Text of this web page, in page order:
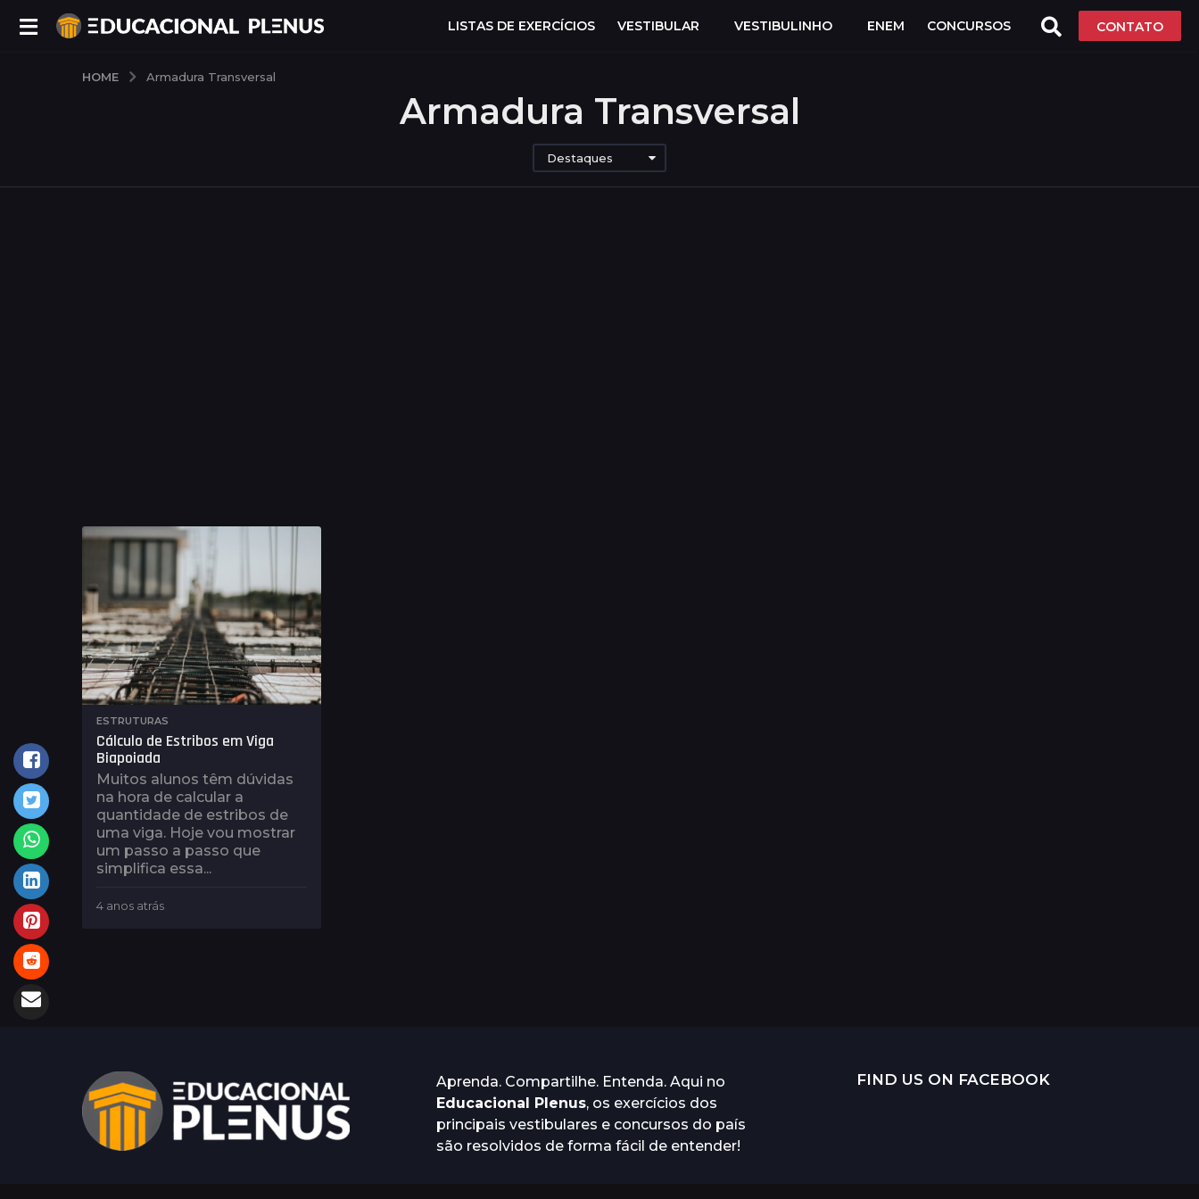
LISTAS DE EXERCÍCIOS VESTIBULAR VESTIBULINHO ENEM CONCURSOS CONTATO
HOME Armadura Transversal
Armadura Transversal
Destaques
ESTRUTURAS
Cálculo de Estribos em Viga
Biapoiada
Muitos alunos têm dúvidas
na hora de calcular a
quantidade de estribos de
uma viga. Hoje vou mostrar
um passo a passo que
simplifica essa...
4 anos atrás
Aprenda. Compartilhe. Entenda. Aqui no
Educacional Plenus, os exercícios dos
principais vestibulares e concursos do país
são resolvidos de forma fácil de entender!
FIND US ON FACEBOOK